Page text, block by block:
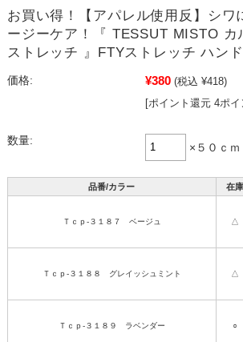
お買い得！【アパレル使用反】シワ
ージーケア！『 TESSUT MISTO カ
ストレッチ 』FTYストレッチ ハン
価格: ¥380 (税込 ¥418)
[ポイント還元 4ポイ
数量:
×５０ｃｍ
品番/カラー 在庫
Ｔｃｐ-３１８７ ベージュ △
Ｔｃｐ-３１８８ グレイッシュミント △
Ｔｃｐ-３１８９ ラベンダー ○